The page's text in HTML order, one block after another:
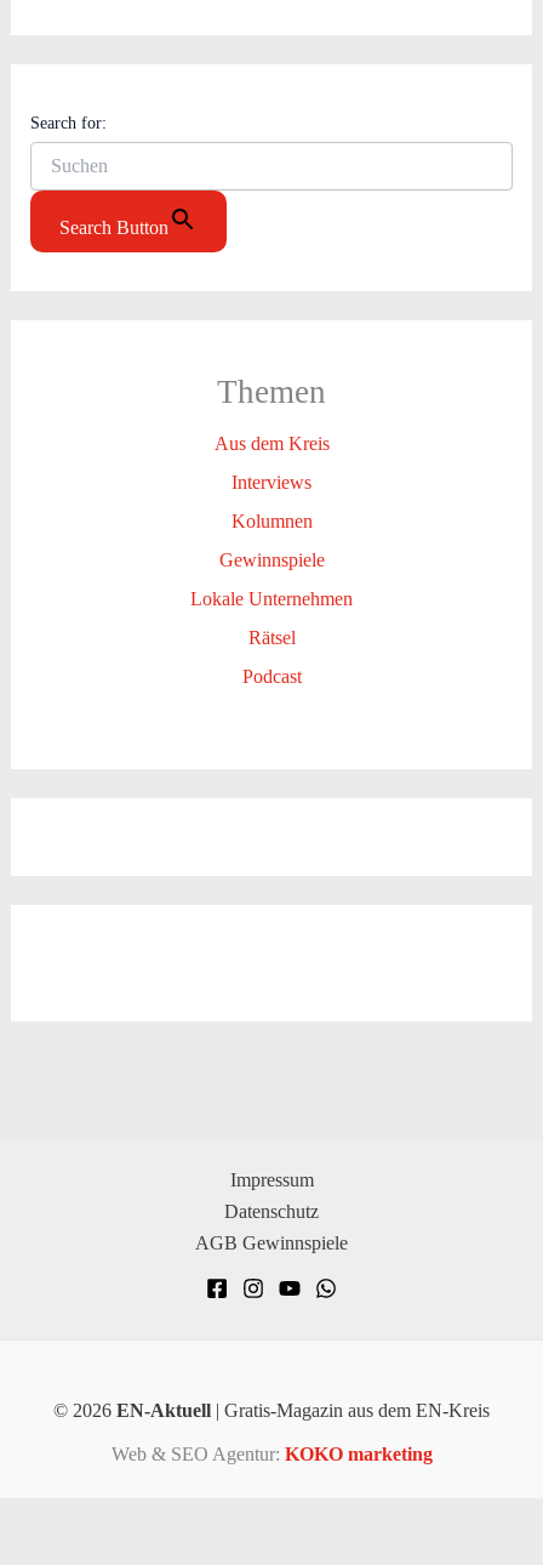
Search for:
Search Button
Themen
Aus dem Kreis
Interviews
Kolumnen
Gewinnspiele
Lokale Unternehmen
Rätsel
Podcast
Impressum
Datenschutz
AGB Gewinnspiele
© 2026 EN-Aktuell | Gratis-Magazin aus dem EN-Kreis
Web & SEO Agentur: KOKO marketing